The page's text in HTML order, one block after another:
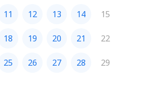
11 12 13 14 15
18 19 20 21 22
25 26 27 28 29